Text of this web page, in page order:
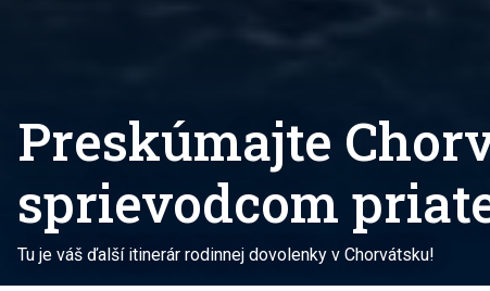
Preskúmajte
sprievodcom
Tu je váš ďalší itinerár rodinnej dovolenky v Chorvátsku!